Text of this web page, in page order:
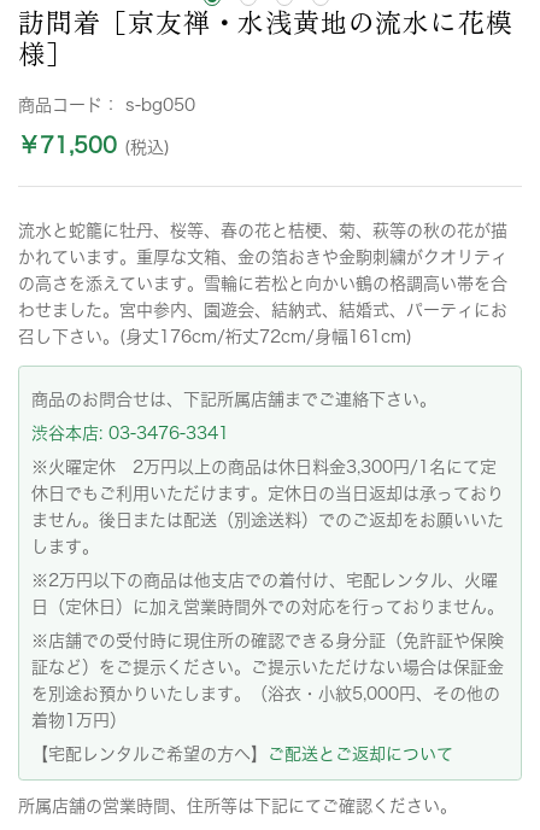
訪問着［京友禅・水浅黄地の流水に花模
様］
商品コード： s-bg050
￥71,500 (税込)
流水と蛇籠に牡丹、桜等、春の花と桔梗、菊、萩等の秋の花が描
かれています。重厚な文箱、金の箔おきや金駒刺繍がクオリティ
の高さを添えています。雪輪に若松と向かい鶴の格調高い帯を合
わせました。宮中参内、園遊会、結納式、結婚式、パーティにお
召し下さい。(身丈176cm/裄丈72cm/身幅161cm)
商品のお問合せは、下記所属店舗までご連絡下さい。
渋谷本店: 03-3476-3341
※火曜定休 2万円以上の商品は休日料金3,300円/1名にて定
休日でもご利用いただけます。定休日の当日返却は承っており
ません。後日または配送（別途送料）でのご返却をお願いいた
します。
※2万円以下の商品は他支店での着付け、宅配レンタル、火曜
日（定休日）に加え営業時間外での対応を行っておりません。
※店舗での受付時に現住所の確認できる身分証（免許証や保険
証など）をご提示ください。ご提示いただけない場合は保証金
を別途お預かりいたします。（浴衣・小紋5,000円、その他の
着物1万円）
【宅配レンタルご希望の方へ】
ご配送とご返却について
所属店舗の営業時間、住所等は下記にてご確認ください。